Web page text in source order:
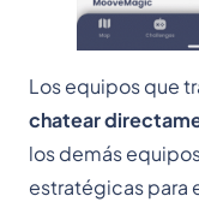
Los equipos que
chatear
los demás
estratégicas para